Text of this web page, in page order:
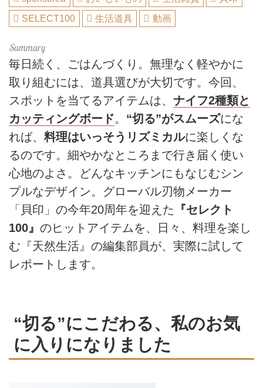
SELECT100
生活道具 動画
毎日続く、ごはんづくり。無理なく軽やかに
取り組むには、道具選びが大切です。今回、
スポットを当てるアイテムは、 ナイフ2種類と
カッティングボード。 “切る”がスムーズにな
れば、 料理はいっそうリズミカルに楽しくな
るのです。細やかなところまで行き届く使い
心地のよさ。どんなキッチンにもなじむシン
プルなデザイン。グローバル刃物メーカー
「貝印」の今年20周年を迎えた 『セレクト
100』 のヒットアイテムを、日々、料理を楽し
む『天然生活』の編集部員が、実際に試して
レポートします。
“切る”にこだわる、私のお気
に入りになりました